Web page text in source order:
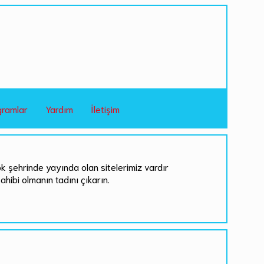
Yardım İletişim
yayında olan sitelerimiz vardır
olmanın tadını çıkarın.